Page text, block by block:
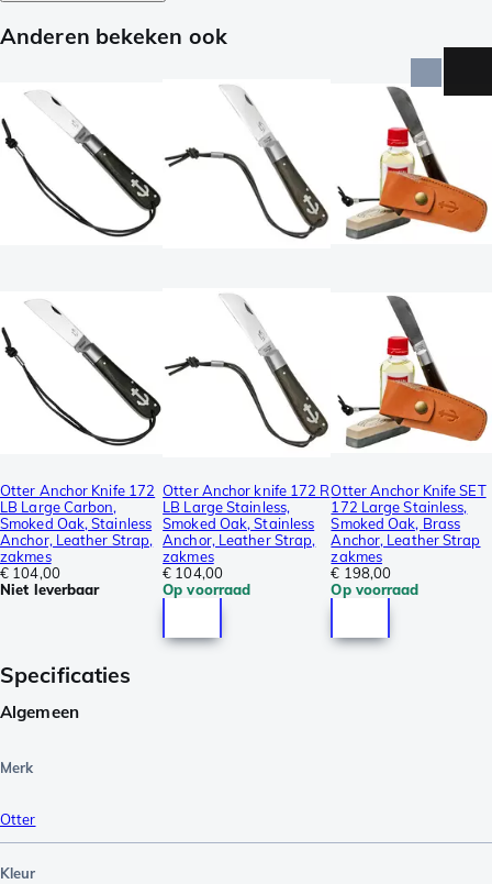
Anderen bekeken ook
Otter Anchor Knife 172
LB Large Carbon,
Smoked Oak, Stainless
Anchor, Leather Strap,
zakmes
€ 104,00
Niet leverbaar
Otter Anchor knife 172 R
LB Large Stainless,
Smoked Oak, Stainless
Anchor, Leather Strap,
zakmes
€ 104,00
Op voorraad
Otter Anchor Knife SET
172 Large Stainless,
Smoked Oak, Brass
Anchor, Leather Strap
zakmes
€ 198,00
Op voorraad
Specificaties
Algemeen
Merk
Otter
Kleur